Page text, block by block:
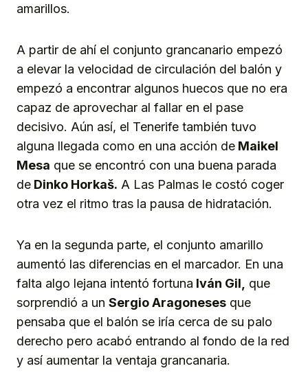
amarillos.
A partir de ahí el conjunto grancanario empezó
a elevar la velocidad de circulación del balón y
empezó a encontrar algunos huecos que no era
capaz de aprovechar al fallar en el pase
decisivo. Aún así, el Tenerife también tuvo
alguna llegada como en una acción de Maikel
Mesa que se encontró con una buena parada
de Dinko Horkaš. A Las Palmas le costó coger
otra vez el ritmo tras la pausa de hidratación.
Ya en la segunda parte, el conjunto amarillo
aumentó las diferencias en el marcador. En una
falta algo lejana intentó fortuna Iván Gil,
que
sorprendió a un Sergio Aragoneses que
pensaba que el balón se iría cerca de su palo
derecho pero acabó entrando al fondo de la red
y así aumentar la ventaja grancanaria.